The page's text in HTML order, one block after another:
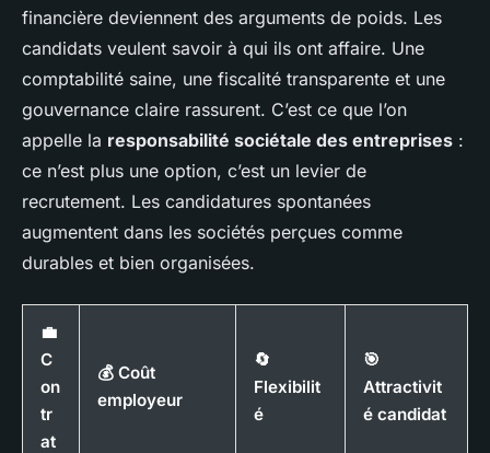
financière deviennent des arguments de poids. Les
candidats veulent savoir à qui ils ont affaire. Une
comptabilité saine, une fiscalité transparente et une
gouvernance claire rassurent. C’est ce que l’on
appelle la responsabilité sociétale des entreprises :
ce n’est plus une option, c’est un levier de
recrutement. Les candidatures spontanées
augmentent dans les sociétés perçues comme
durables et bien organisées.
💼
C
on
tr
at
💰 Coût
employeur
🔄
Flexibilit
é
🎯
Attractivit
é candidat